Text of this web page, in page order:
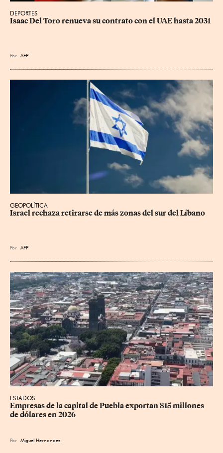
DEPORTES
Isaac Del Toro renueva su contrato con el UAE hasta 2031
Por AFP
GEOPOLÍTICA
Israel rechaza retirarse de más zonas del sur del Líbano
Por AFP
ESTADOS
Empresas de la capital de Puebla exportan 815 millones
de dólares en 2026
Por Miguel Hernandez